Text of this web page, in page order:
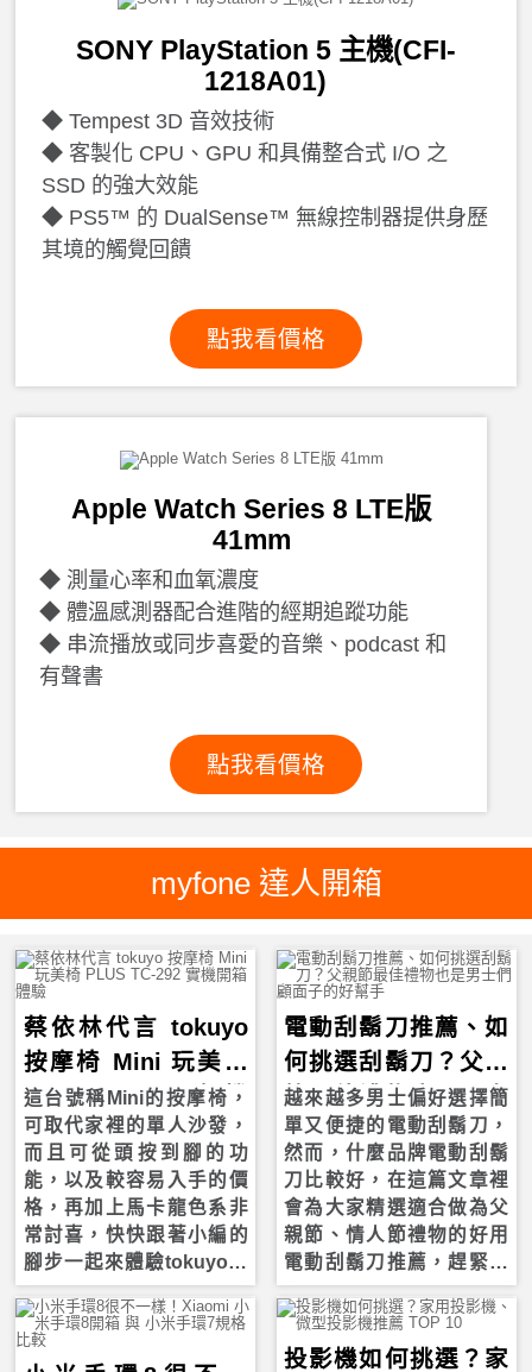
SONY PlayStation 5 主機(CFI-
1218A01)
Tempest 3D 音效技術
客製化 CPU、GPU 和具備整合式 I/O 之
SSD 的強大效能
PS5™ 的 DualSense™ 無線控制器提供身歷
其境的觸覺回饋
點我看價格
Apple Watch Series 8 LTE版
41mm
測量心率和血氧濃度
體溫感測器配合進階的經期追蹤功能
串流播放或同步喜愛的音樂、podcast 和
有聲書
點我看價格
myfone 達人開箱
蔡依林代言 tokuyo
按摩椅 Mini 玩美椅
PLUS TC-292 實機
開箱體驗
這台號稱Mini的按摩椅，
可取代家裡的單人沙發，
而且可從頭按到腳的功
能，以及較容易入手的價
格，再加上馬卡龍色系非
常討喜，快快跟著小編的
腳步一起來體驗tokuyo按
摩椅好不好用吧！
電動刮鬍刀推薦、如
何挑選刮鬍刀？父親
節最佳禮物也是男士
們顧面子的好幫手
越來越多男士偏好選擇簡
單又便捷的電動刮鬍刀，
然而，什麼品牌電動刮鬍
刀比較好，在這篇文章裡
會為大家精選適合做為父
親節、情人節禮物的好用
電動刮鬍刀推薦，趕緊看
下去吧！
投影機如何挑選？家